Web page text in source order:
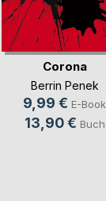
Corona
Berrin Penek
9,99 € E-Book
13,90 € Buch